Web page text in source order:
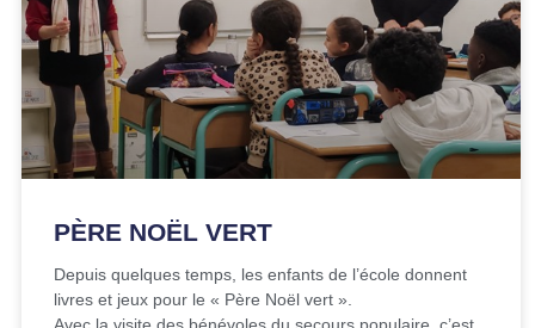
PÈRE NOËL VERT
Depuis quelques temps, les enfants de l’école donnent
livres et jeux pour le « Père Noël vert ».